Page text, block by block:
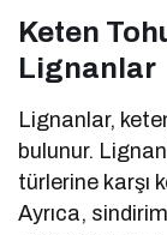
Keten
Lignanlar
Lignanlar,
bulunur.
türlerine karşı
Ayrıca,